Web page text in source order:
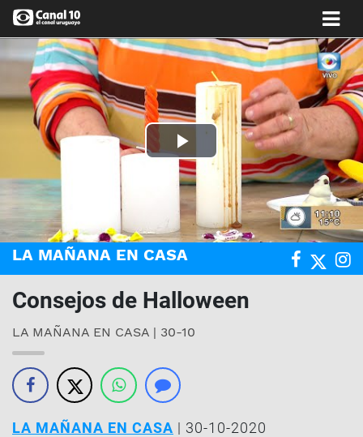
Play
Video
LA MAÑANA EN CASA
Consejos de Halloween
LA MAÑANA EN CASA | 30-10
LA MAÑANA EN CASA | 30-10-2020